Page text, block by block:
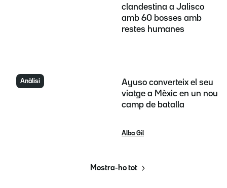
clandestina a Jalisco
amb 60 bosses amb
restes humanes
Anàlisi
Ayuso converteix el seu
viatge a Mèxic en un nou
camp de batalla
Alba Gil
Mostra-ho tot